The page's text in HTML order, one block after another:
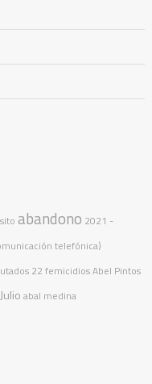
abandono 2021 -
telefónica)
22 femicidiosAbel Pintos
abal medina